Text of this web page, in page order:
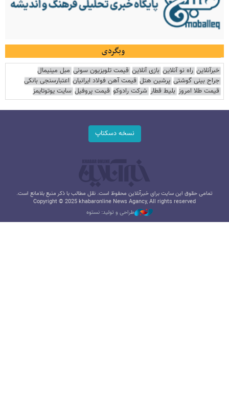
وبگردی
خبرآنلاین راه نو آنلاین بازی آنلاین قیمت تلویزیون سونی مبل مینیمال
جراح بینی گوشتی پرشین هتل قیمت آهن فولاد ایرانیان اعتبارسنجی بانکی
قیمت طلا امروز بلیط قطار شرکت رادوکو قیمت پروفیل سایت یوتوتایمز
نسخه دسکتاپ
تمامی حقوق این سایت برای خبرآنلاین محفوظ است. نقل مطالب با ذکر منبع بلامانع است.
Copyright © 2025 khabaronline News Agancy, All rights reserved
طراحی و تولید: نستوه